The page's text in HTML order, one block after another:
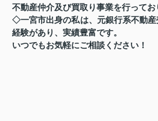
不動産仲介及び買取り事業を行ってお
◇一宮市出身の私は、元銀行系不動
経験があり、実績豊富です。
いつでもお気軽にご相談ください！